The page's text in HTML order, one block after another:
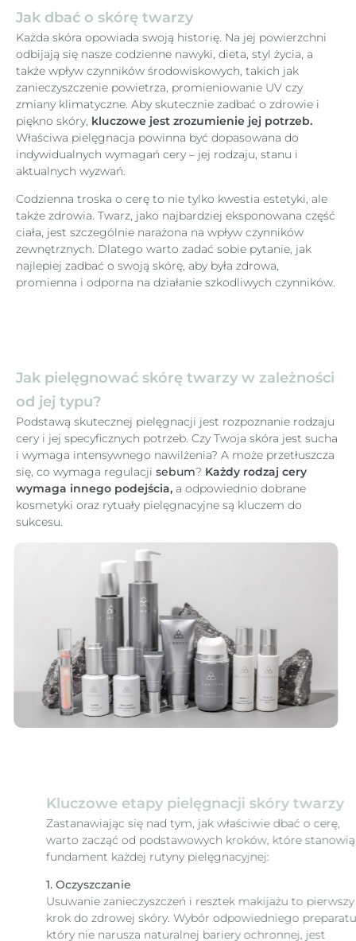
Jak dbać o skórę twarzy
Każda skóra opowiada swoją historię. Na jej powierzchni
odbijają się nasze codzienne nawyki, dieta, styl życia, a
także wpływ czynników środowiskowych, takich jak
zanieczyszczenie powietrza, promieniowanie UV czy
zmiany klimatyczne. Aby skutecznie zadbać o zdrowie i
piękno skóry, kluczowe jest zrozumienie jej potrzeb.
Właściwa pielęgnacja powinna być dopasowana do
indywidualnych wymagań cery – jej rodzaju, stanu i
aktualnych wyzwań.
Codzienna troska o cerę to nie tylko kwestia estetyki, ale
także zdrowia. Twarz, jako najbardziej eksponowana część
ciała, jest szczególnie narażona na wpływ czynników
zewnętrznych. Dlatego warto zadać sobie pytanie, jak
najlepiej zadbać o swoją skórę, aby była zdrowa,
promienna i odporna na działanie szkodliwych czynników.
Jak pielęgnować skórę twarzy w zależności
od jej typu?
Podstawą skutecznej pielęgnacji jest rozpoznanie rodzaju
cery i jej specyficznych potrzeb. Czy Twoja skóra jest sucha
i wymaga intensywnego nawilżenia? A może przetłuszcza
się, co wymaga regulacji sebum? Każdy rodzaj cery
wymaga innego podejścia, a odpowiednio dobrane
kosmetyki oraz rytuały pielęgnacyjne są kluczem do
sukcesu.
Kluczowe etapy pielęgnacji skóry twarzy
Zastanawiając się nad tym, jak właściwie dbać o cerę,
warto zacząć od podstawowych kroków, które stanowią
fundament każdej rutyny pielęgnacyjnej:
1. Oczyszczanie
Usuwanie zanieczyszczeń i resztek makijażu to pierwszy
krok do zdrowej skóry. Wybór odpowiedniego preparatu,
który nie narusza naturalnej bariery ochronnej, jest